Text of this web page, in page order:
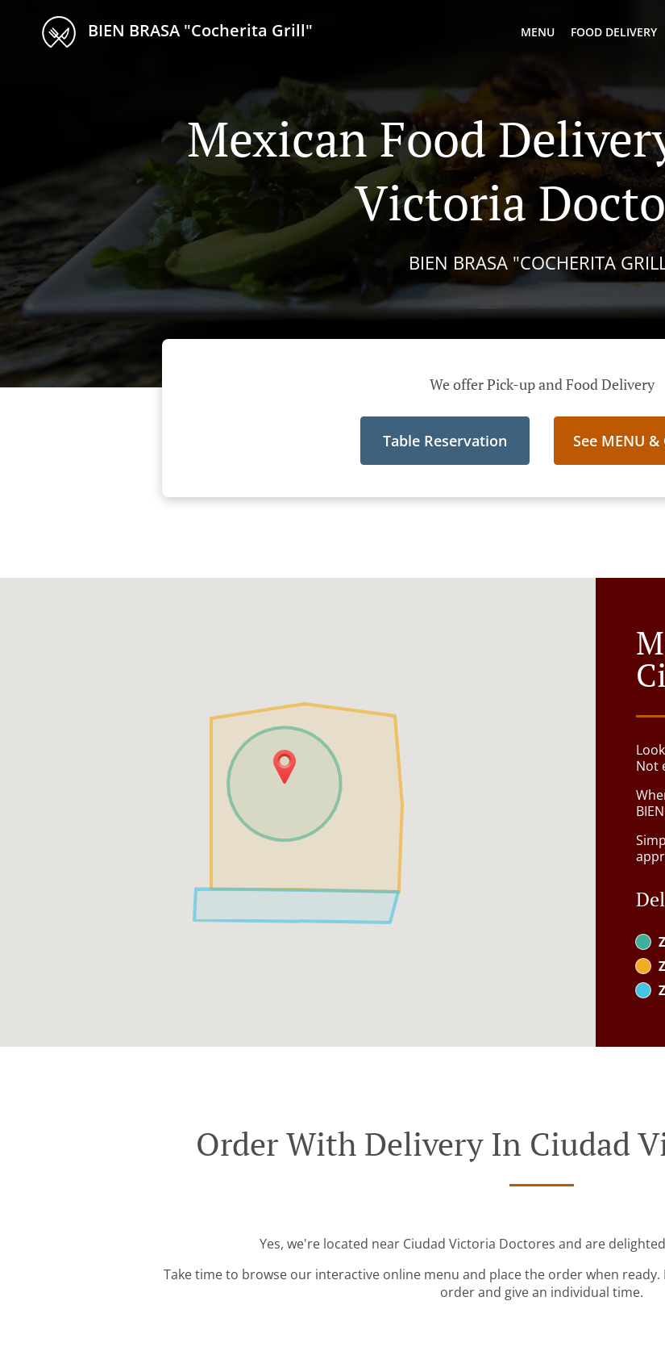
BIEN BRASA "Cocherita Grill" MENU FOOD DELIVERY
Mexican Food
Victoria
BIEN BRASA "COCHERITA
We offer Pick-up and Food Delivery
Table Reservation See MENU
Not
Order With Delivery In Ciudad
Yes, we're located near Ciudad Victoria Doctores and are
Take time to browse our interactive online menu and place the order when
order and give an individual time.